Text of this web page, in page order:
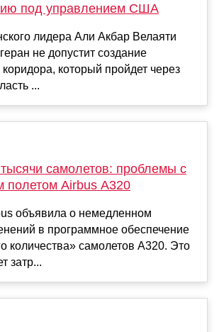
под управлением США
лидера Али Акбар Велаяти
не допустит создание
коридора, который пройдет через
...
самолетов: проблемы с
полетом Airbus A320
объявила о немедленном
в программное обеспечение
количества» самолетов A320. Это
затр...